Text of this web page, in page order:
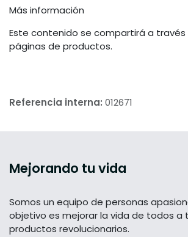
Más información
Este contenido se compartirá a
páginas de productos.
Referencia interna: 012671
Mejorando tu vida
Somos un equipo de personas
objetivo es mejorar la vida de todos a
productos revolucionarios.